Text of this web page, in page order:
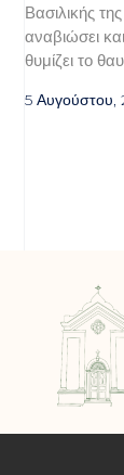
Βασιλικής
αναβιώσει
θυμίζει το
5 Αυγούστου,